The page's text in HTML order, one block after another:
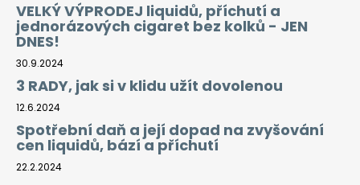
VELKÝ VÝPRODEJ liquidů, příchutí a
jednorázových cigaret bez kolků - JEN
DNES!
30.9.2024
3 RADY, jak si v klidu užít dovolenou
12.6.2024
Spotřební daň a její dopad na zvyšování
cen liquidů, bází a příchutí
22.2.2024